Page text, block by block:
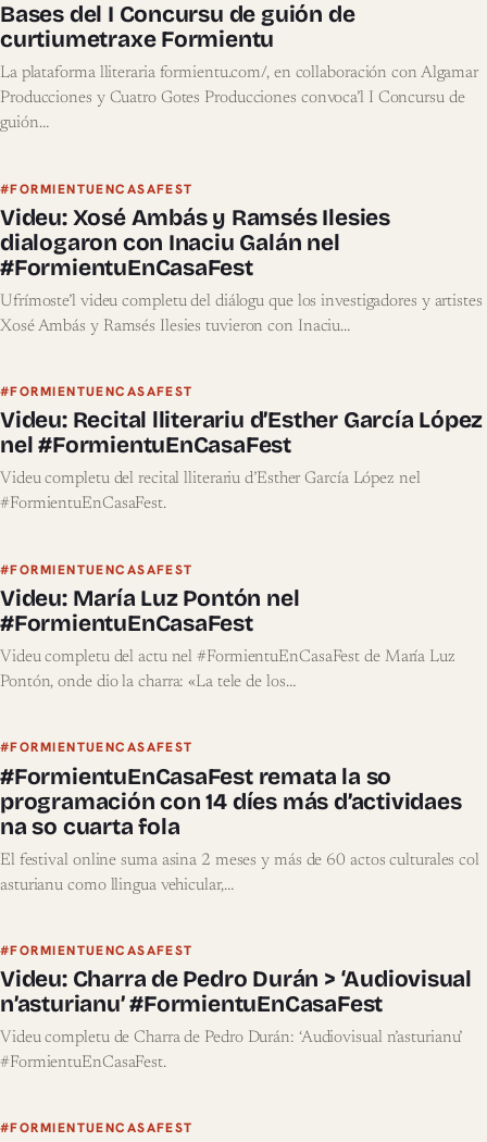
Bases del I Concursu de guión de
curtiumetraxe Formientu
La plataforma lliteraria formientu.com/, en collaboración con Algamar
Producciones y Cuatro Gotes Producciones convoca’l I Concursu de
guión…
#FORMIENTUENCASAFEST
Videu: Xosé Ambás y Ramsés Ilesies
dialogaron con Inaciu Galán nel
#FormientuEnCasaFest
Ufrímoste’l videu completu del diálogu que los investigadores y artistes
Xosé Ambás y Ramsés Ilesies tuvieron con Inaciu…
#FORMIENTUENCASAFEST
Videu: Recital lliterariu d’Esther García López
nel #FormientuEnCasaFest
Videu completu del recital lliterariu d’Esther García López nel
#FormientuEnCasaFest.
#FORMIENTUENCASAFEST
Videu: María Luz Pontón nel
#FormientuEnCasaFest
Videu completu del actu nel #FormientuEnCasaFest de María Luz
Pontón, onde dio la charra: «La tele de los…
#FORMIENTUENCASAFEST
#FormientuEnCasaFest remata la so
programación con 14 díes más d’actividaes
na so cuarta fola
El festival online suma asina 2 meses y más de 60 actos culturales col
asturianu como llingua vehicular,…
#FORMIENTUENCASAFEST
Videu: Charra de Pedro Durán > ‘Audiovisual
n’asturianu’ #FormientuEnCasaFest
Videu completu de Charra de Pedro Durán: ‘Audiovisual n’asturianu’
#FormientuEnCasaFest.
#FORMIENTUENCASAFEST